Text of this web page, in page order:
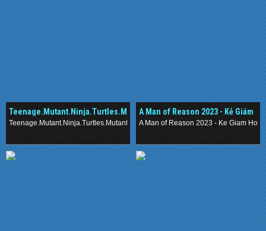
Teenage.Mutant.Ninja.Turtles.Mutant.Mayhem.2023.
- Ninja Rùa
Teenage.Mutant.Ninja.Turtles.Mutant.Mayhem.2023. - Ninja Rua
A Man of Reason 2023 - Kẻ Giám
Hộ
A Man of Reason 2023 - Ke Giam Ho